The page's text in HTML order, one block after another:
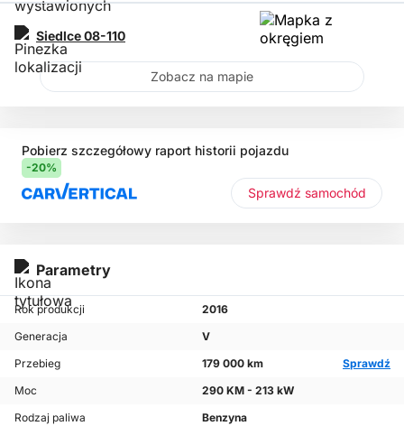
Pobierz szczegółowy raport historii pojazdu
-20%
Sprawdź samochód
Parametry
Rok produkcji
2016
Generacja
V
Przebieg
179 000 km
Sprawdź
Moc
290 KM - 213 kW
Rodzaj paliwa
Benzyna
Siedlce08-110
Zobacz na mapie